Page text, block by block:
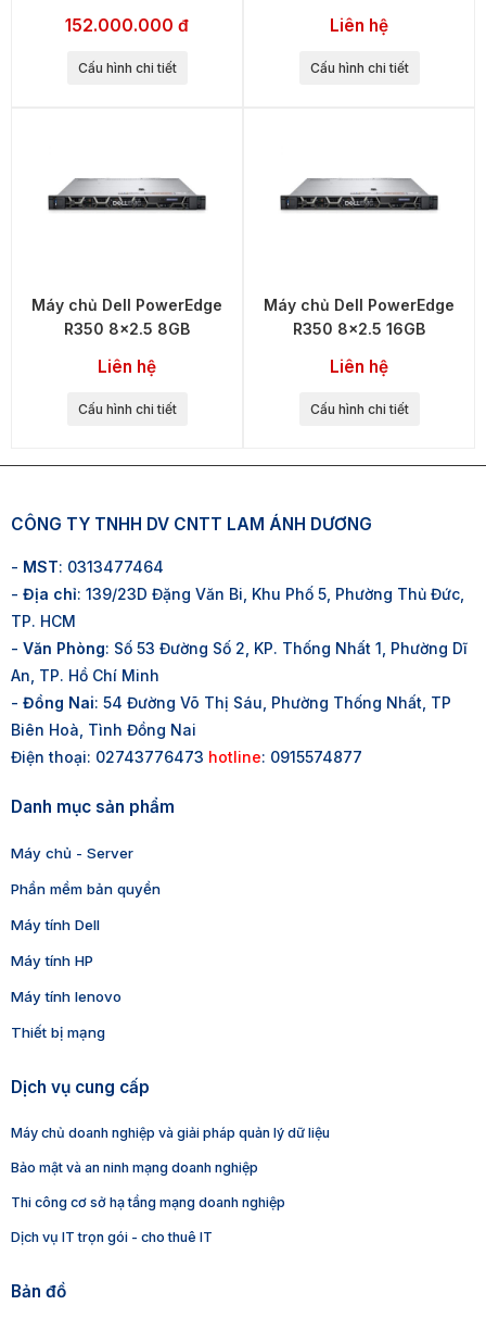
152.000.000 đ
Cấu hình chi tiết
Liên hệ
Cấu hình chi tiết
Máy chủ Dell PowerEdge
R350 8x2.5 8GB
Liên hệ
Cấu hình chi tiết
Máy chủ Dell PowerEdge
R350 8x2.5 16GB
Liên hệ
Cấu hình chi tiết
CÔNG TY TNHH DV CNTT LAM ÁNH DƯƠNG
- MST: 0313477464
- Địa chỉ: 139/23D Đặng Văn Bi, Khu Phố 5, Phường Thủ Đức,
TP. HCM
- Văn Phòng: Số 53 Đường Số 2, KP. Thống Nhất 1, Phường Dĩ
An, TP. Hồ Chí Minh
- Đồng Nai: 54 Đường Võ Thị Sáu, Phường Thống Nhất, TP
Biên Hoà, Tình Đồng Nai
Điện thoại: 02743776473 hotline: 0915574877
Danh mục sản phẩm
Máy chủ - Server
Phần mềm bản quyền
Máy tính Dell
Máy tính HP
Máy tính lenovo
Thiết bị mạng
Dịch vụ cung cấp
Máy chủ doanh nghiệp và giải pháp quản lý dữ liệu
Bảo mật và an ninh mạng doanh nghiệp
Thi công cơ sở hạ tầng mạng doanh nghiệp
Dịch vụ IT trọn gói - cho thuê IT
Bản đồ